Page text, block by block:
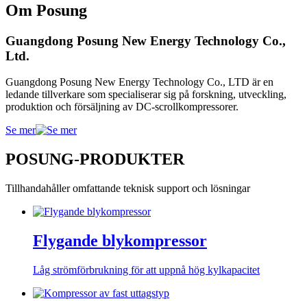
Om Posung
Guangdong Posung New Energy Technology Co.,
Ltd.
Guangdong Posung New Energy Technology Co., LTD är en
ledande tillverkare som specialiserar sig på forskning, utveckling,
produktion och försäljning av DC-scrollkompressorer.
Se mer
POSUNG-PRODUKTER
Tillhandahåller omfattande teknisk support och lösningar
Flygande blykompressor
Låg strömförbrukning för att uppnå hög kylkapacitet